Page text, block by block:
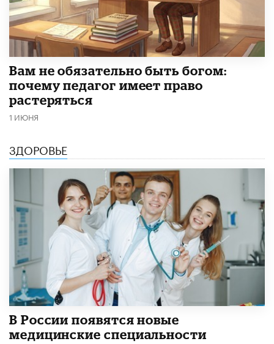
​Вам не обязательно быть богом:
почему педагог имеет право
растеряться
1 ИЮНЯ
ЗДОРОВЬЕ
В России появятся новые
медицинские специальности